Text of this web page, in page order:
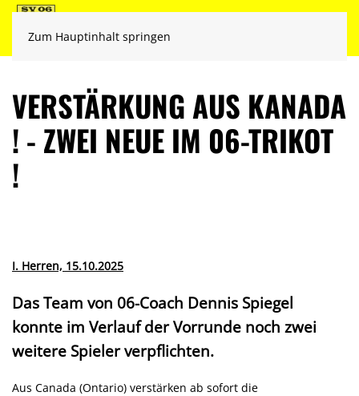
Zum Hauptinhalt springen
VERSTÄRKUNG AUS KANADA
! - ZWEI NEUE IM 06-TRIKOT
!
I. Herren, 15.10.2025
Das Team von 06-Coach Dennis Spiegel
konnte im Verlauf der Vorrunde noch zwei
weitere Spieler verpflichten.
Aus Canada (Ontario) verstärken ab sofort die